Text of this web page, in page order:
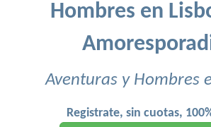
Hombres en
Aventuras y Hombres
Registrate, sin cuotas,